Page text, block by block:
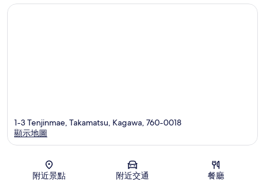
地圖
1-3 Tenjinmae, Takamatsu, Kagawa, 760-0018
顯示地圖
附近景點 附近交通 餐廳